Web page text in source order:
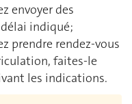
envoyer des
indiqué;
prendre rendez-vous
faites-le
les indications.